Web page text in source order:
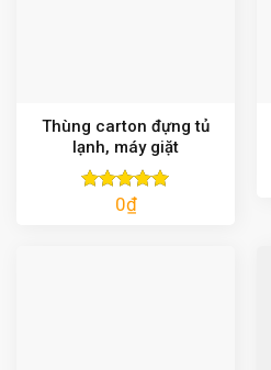
Thùng carton đựng tủ
lạnh, máy giặt
Được xếp
0₫